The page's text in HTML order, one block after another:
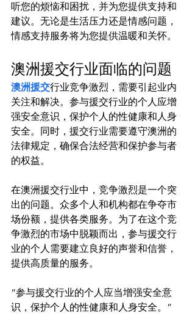
听您的烦恼和困扰，并为您提供支持和
建议。无论是生活压力还是情感问题，
澳洲援交行业面临的问题
澳洲援交行业竞争激烈，需要引起业内
关注和解决。参与援交行业的个人应增
强安全意识，保护个人的性健康和人身
安全。同时，援交行业需要遵守澳洲的
法律规定，确保合法经营和保护参与者
的权益。
在澳洲援交行业中，竞争激烈是一个突
出的问题。众多个人和机构都在争夺市
场份额，提供各类服务。为了在这个竞
争激烈的市场中脱颖而出，参与援交行
业的个人需要建立良好的声誉和信誉，
“参与援交行业的个人应当增强安全意
识，保护个人的性健康和人身安全。”